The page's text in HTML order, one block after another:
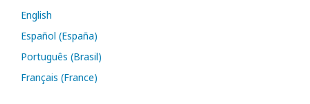
English
Español (España)
Português (Brasil)
Français (France)